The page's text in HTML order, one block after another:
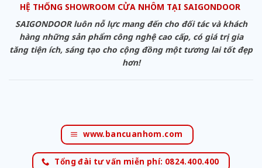
HỆ THỐNG SHOWROOM CỬA NHÔM TẠI SAIGONDOOR
SAIGONDOOR luôn nỗ lực mang đến cho đối tác và khách
hàng những sản phẩm công nghệ cao cấp, có giá trị gia
tăng tiện ích, sáng tạo cho cộng đồng một tương lai tốt đẹp
hơn!
www.bancuanhom.com
Tổng đài tư vấn miễn phí: 0824.400.400